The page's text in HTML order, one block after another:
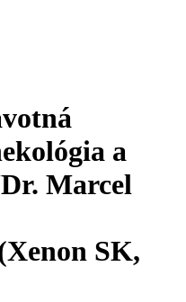
a
Marcel
SK,